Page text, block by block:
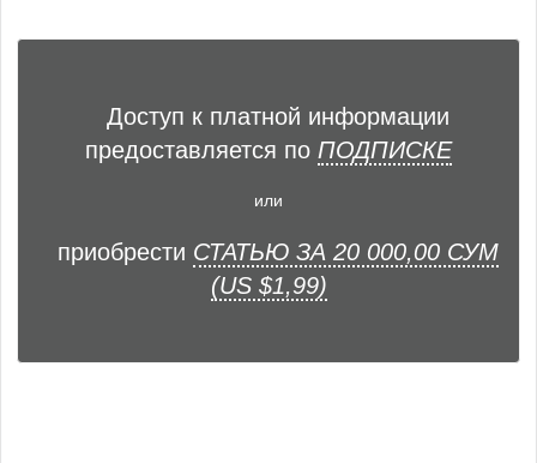
Доступ к платной информации
предоставляется по ПОДПИСКЕ
или
приобрести СТАТЬЮ ЗА 20 000,00 СУМ
(US $1,99)